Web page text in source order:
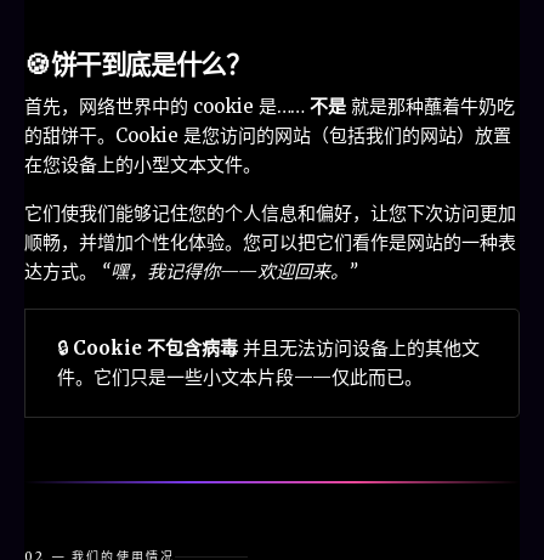
🍪饼干到底是什么？
首先，网络世界中的 cookie 是…… 不是就是那种蘸着牛奶吃
的甜饼干。Cookie 是您访问的网站（包括我们的网站）放置
在您设备上的小型文本文件。
它们使我们能够记住您的个人信息和偏好，让您下次访问更加
顺畅，并增加个性化体验。您可以把它们看作是网站的一种表
达方式。 “嘿，我记得你——欢迎回来。”
🔒 Cookie 不包含病毒 并且无法访问设备上的其他文
件。它们只是一些小文本片段——仅此而已。
02 — 我们的使用情况